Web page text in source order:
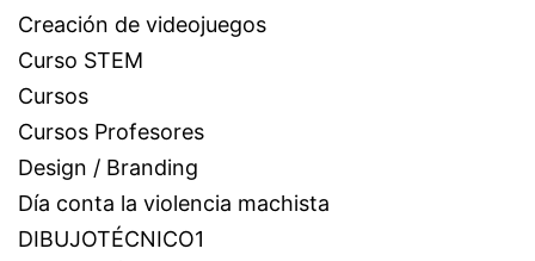
Creación de videojuegos
Curso STEM
Cursos
Cursos Profesores
Design / Branding
Día conta la violencia machista
DIBUJOTÉCNICO1